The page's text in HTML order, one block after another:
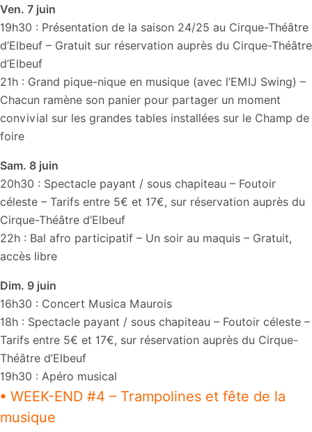
Ven. 7 juin
19h30 : Présentation de la saison 24/25 au Cirque-Théâtre
d’Elbeuf – Gratuit sur réservation auprès du Cirque-Théâtre
d’Elbeuf
21h : Grand pique-nique en musique (avec l’EMIJ Swing) –
Chacun ramène son panier pour partager un moment
convivial sur les grandes tables installées sur le Champ de
foire
Sam. 8 juin
20h30 : Spectacle payant / sous chapiteau – Foutoir
céleste – Tarifs entre 5€ et 17€, sur réservation auprès du
Cirque-Théâtre d’Elbeuf
22h : Bal afro participatif – Un soir au maquis – Gratuit,
accès libre
Dim. 9 juin
16h30 : Concert Musica Maurois
18h : Spectacle payant / sous chapiteau – Foutoir céleste –
Tarifs entre 5€ et 17€, sur réservation auprès du Cirque-
Théâtre d’Elbeuf
19h30 : Apéro musical
• WEEK-END #4 – Trampolines et fête de la
musique